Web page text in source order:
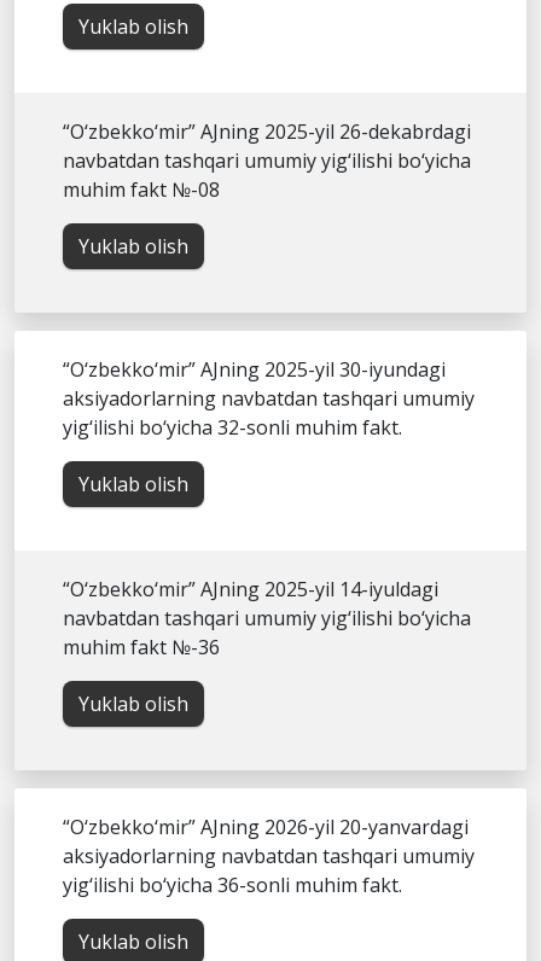
Yuklab olish
“O‘zbekko‘mir” AJning 2025-yil 26-dekabrdagi
navbatdan tashqari umumiy yig‘ilishi bo‘yicha
muhim fakt №-08
Yuklab olish
“O‘zbekko‘mir” AJning 2025-yil 30-iyundagi
aksiyadorlarning navbatdan tashqari umumiy
yig‘ilishi bo‘yicha 32-sonli muhim fakt.
Yuklab olish
“O‘zbekko‘mir” AJning 2025-yil 14-iyuldagi
navbatdan tashqari umumiy yig‘ilishi bo‘yicha
muhim fakt №-36
Yuklab olish
“O‘zbekko‘mir” AJning 2026-yil 20-yanvardagi
aksiyadorlarning navbatdan tashqari umumiy
yig‘ilishi bo‘yicha 36-sonli muhim fakt.
Yuklab olish